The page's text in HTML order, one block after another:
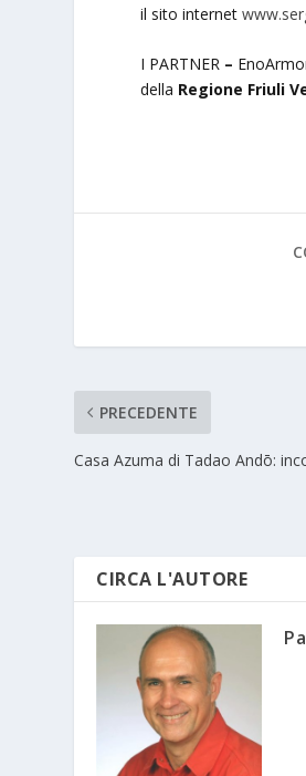
il sito internet
I PARTNER –
della Regione Friuli
PRECEDENTE
Casa Azuma di Tadao Andō:
CIRCA L'AUTORE